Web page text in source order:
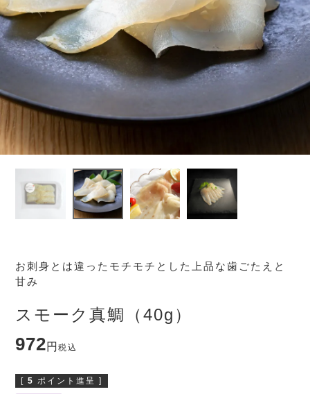
お刺身とは違ったモチモチとした上品な歯ごたえと
甘み
スモーク真鯛（40g）
972 税込
[ 5 ポイント進呈 ]